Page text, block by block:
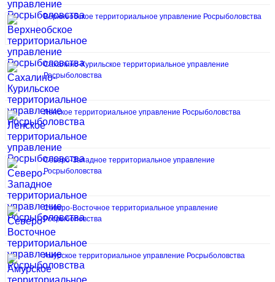
Верхнеобское территориальное управление Росрыболовства
Сахалино-Курильское территориальное управление
Росрыболовства
Ленское территориальное управление Росрыболовства
Северо-Западное территориальное управление
Росрыболовства
Северо-Восточное территориальное управление
Росрыболовства
Амурское территориальное управление Росрыболовства